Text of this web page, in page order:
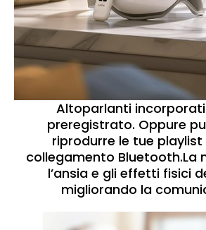
Altoparlanti
preregistrato. Oppure
riprodurre le tue
collegamento Bluetooth.La
l’ansia e gli effetti fisici
migliorando la